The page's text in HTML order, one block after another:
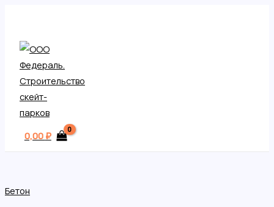
содержимому
0,00 ₽
Бетон